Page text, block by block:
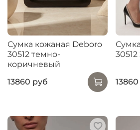
Сумка кожаная Deboro
30512 темно-
коричневый
13860 руб